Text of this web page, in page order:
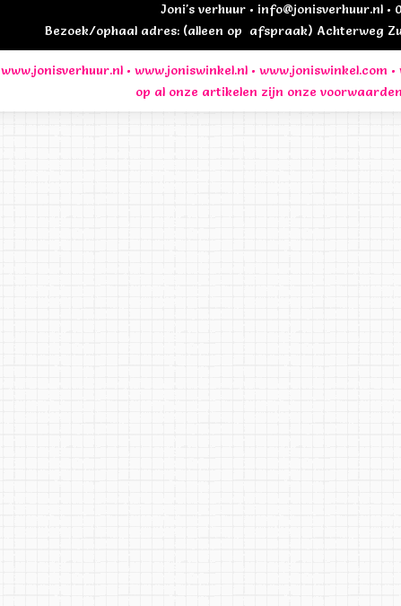
Joni's verhuur • info@jonisverhuur.nl •
Bezoek/ophaal adres: (alleen op afspraak) Achterweg
www.jonisverhuur.nl • www.joniswinkel.nl • www.joniswinkel.com •
op al onze artikelen zijn onze voorwaarden